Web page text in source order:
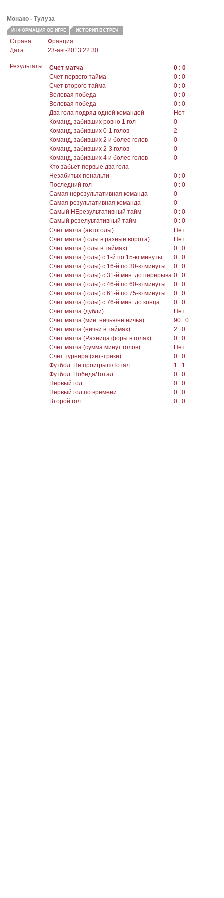
Монако - Тулуза
ИНФОРМАЦИЯ ОБ ИГРЕ ИСТОРИЯ ВСТРЕЧ
Страна :
Франция
Дата :
23-авг-2013 22:30
Результаты : Счет матча
0 : 0
Счет первого тайма
0 : 0
Счет второго тайма
0 : 0
Волевая победа
0 : 0
Волевая победа
0 : 0
Два гола подряд одной командой
Нет
Команд, забивших ровно 1 гол
0
Команд, забивших 0-1 голов
2
Команд, забивших 2 и более голов
0
Команд, забивших 2-3 голов
0
Команд, забивших 4 и более голов
0
Кто забьет первые два гола
Незабитых пенальти
0 : 0
Последний гол
0 : 0
Самая нерезультативная команда
0
Самая результативная команда
0
Самый НЕрезультативный тайм
0 : 0
Самый резелуьтативный тайм
0 : 0
Счет матча (автоголы)
Нет
Счет матча (голы в разные ворота)
Нет
Счет матча (голы в таймах)
0 : 0
Счет матча (голы) с 1-й по 15-ю минуты
0 : 0
Счет матча (голы) с 16-й по 30-ю минуты
0 : 0
Счет матча (голы) с 31-й мин. до перерыва 0 : 0
Счет матча (голы) с 46-й по 60-ю минуты
0 : 0
Счет матча (голы) с 61-й по 75-ю минуты
0 : 0
Счет матча (голы) с 76-й мин. до конца
0 : 0
Счет матча (дубли)
Нет
Счет матча (мин. ничья/не ничья)
90 : 0
Счет матча (ничьи в таймах)
2 : 0
Счет матча (Разница форы в голах)
0 : 0
Счет матча (сумма минут голов)
Нет
Счет турнира (хет-трики)
0 : 0
Футбол: Не проигрыш/Тотал
1 : 1
Футбол: Победа/Тотал
0 : 0
Первый гол
0 : 0
Первый гол по времени
0 : 0
Второй гол
0 : 0